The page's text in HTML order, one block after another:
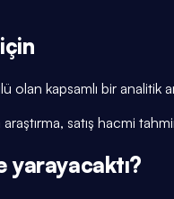
kapsamlı bir analitik
satış hacmi
yarayacaktı?